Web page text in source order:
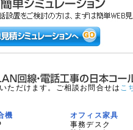
ただけます。ご相談お問合せは こ
機
オフィス家具
事務デスク